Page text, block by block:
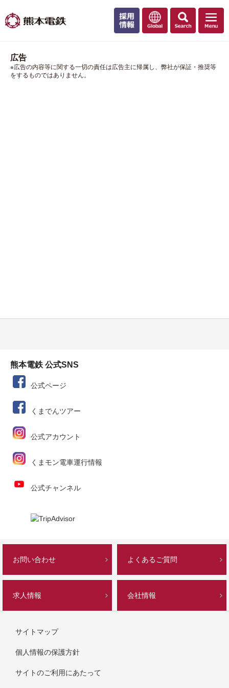
広告
※広告の内容等に関する一切の責任は広告主に帰属し、弊社が保証・推奨等
をするものではありません。
熊本電鉄 公式SNS
公式ページ
くまでんツアー
公式アカウント
くまモン電車運行情報
公式チャンネル
お問い合わせ よくあるご質問
求人情報 会社情報
サイトマップ
個人情報の保護方針
サイトのご利用にあたって